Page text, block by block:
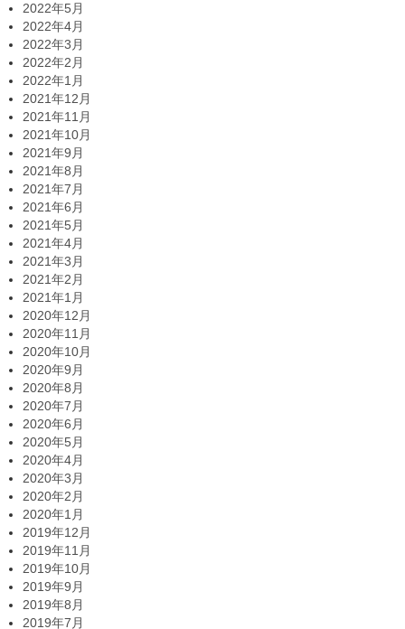
2022年5月
2022年4月
2022年3月
2022年2月
2022年1月
2021年12月
2021年11月
2021年10月
2021年9月
2021年8月
2021年7月
2021年6月
2021年5月
2021年4月
2021年3月
2021年2月
2021年1月
2020年12月
2020年11月
2020年10月
2020年9月
2020年8月
2020年7月
2020年6月
2020年5月
2020年4月
2020年3月
2020年2月
2020年1月
2019年12月
2019年11月
2019年10月
2019年9月
2019年8月
2019年7月